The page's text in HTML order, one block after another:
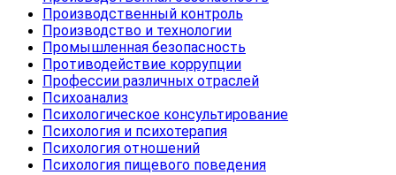
Производственный контроль
Производство и технологии
Промышленная безопасность
Противодействие коррупции
Профессии различных отраслей
Психоанализ
Психологическое консультирование
Психология и психотерапия
Психология отношений
Психология пищевого поведения